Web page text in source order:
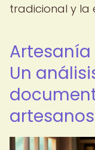
tradicional y la
Artesanía
Un